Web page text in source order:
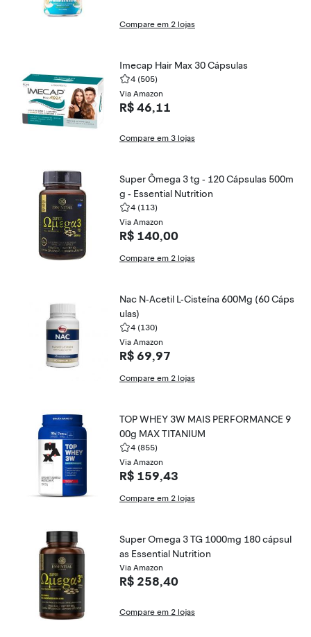
Compare em 2 lojas
Imecap Hair Max 30 Cápsulas
4 (505)
Via Amazon
R$ 46,11
Compare em 3 lojas
Super Ômega 3 tg - 120 Cápsulas 500m
g - Essential Nutrition
4 (113)
Via Amazon
R$ 140,00
Compare em 2 lojas
Nac N-Acetil L-Cisteína 600Mg (60 Cáps
ulas)
4 (130)
Via Amazon
R$ 69,97
Compare em 2 lojas
TOP WHEY 3W MAIS PERFORMANCE 9
00g MAX TITANIUM
4 (855)
Via Amazon
R$ 159,43
Compare em 2 lojas
Super Omega 3 TG 1000mg 180 cápsul
as Essential Nutrition
Via Amazon
R$ 258,40
Compare em 2 lojas